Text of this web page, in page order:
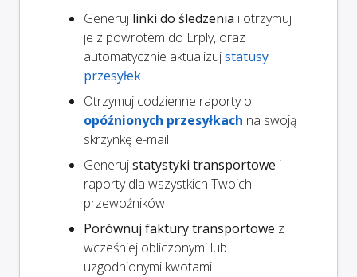
Generuj linki do śledzenia i otrzymuj
je z powrotem do Erply, oraz
automatycznie aktualizujstatusy
przesyłek
Otrzymuj codzienne raporty o
opóźnionych przesyłkach na swoją
skrzynkę e-mail
Generujstatystyki transportowe i
raporty dla wszystkich Twoich
przewoźników
Porównuj faktury transportowe z
wcześniej obliczonymi lub
uzgodnionymi kwotami